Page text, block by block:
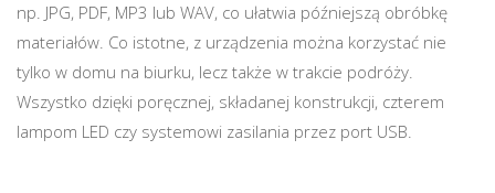
np. JPG, PDF, MP3 lub WAV, co ułatwia późniejszą obróbkę
materiałów. Co istotne, z urządzenia można korzystać nie
tylko w domu na biurku, lecz także w trakcie podróży.
Wszystko dzięki poręcznej, składanej konstrukcji, czterem
lampom LED czy systemowi zasilania przez port USB.